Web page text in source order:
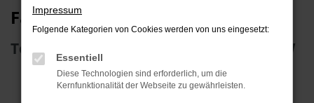
Fahrzeug-Showroom
Top Auswahl an Reisemobilen und PKW
Impressum
Folgende Kategorien von Cookies werden von uns eingesetzt:
Essentiell
Diese Technologien sind erforderlich, um die
Kernfunktionalität der Webseite zu gewährleisten.